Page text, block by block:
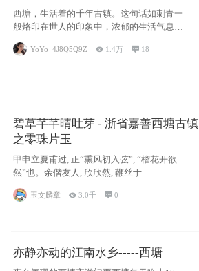
西塘，生活着的千年古镇。这句话如刺青一
般烙印在世人的印象中，浓郁的生活气息，
小桥流水
YoYo_4J8Q5Q9Z  1.4万  18
碧草芊芊晴吐芽 - 浙省嘉善西塘古镇
之零珠片玉
甲申立夏甫过, 正“熏风初入弦”, “榴花开欲
然”也。余偕友人, 欣欣然, 鞭丝于
玉文麟章  3.0千 0
亦静亦动的江南水乡-----西塘